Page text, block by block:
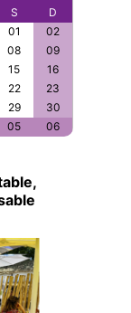
S
D
01
02
08
09
15
16
22
23
29
30
05 06